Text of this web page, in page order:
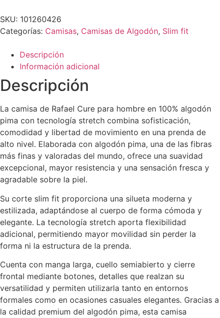
SKU: 101260426
Categorías: Camisas, Camisas de Algodón, Slim fit
Descripción
Información adicional
Descripción
La camisa de Rafael Cure para hombre en 100% algodón
pima con tecnología stretch combina sofisticación,
comodidad y libertad de movimiento en una prenda de
alto nivel. Elaborada con algodón pima, una de las fibras
más finas y valoradas del mundo, ofrece una suavidad
excepcional, mayor resistencia y una sensación fresca y
agradable sobre la piel.
Su corte slim fit proporciona una silueta moderna y
estilizada, adaptándose al cuerpo de forma cómoda y
elegante. La tecnología stretch aporta flexibilidad
adicional, permitiendo mayor movilidad sin perder la
forma ni la estructura de la prenda.
Cuenta con manga larga, cuello semiabierto y cierre
frontal mediante botones, detalles que realzan su
versatilidad y permiten utilizarla tanto en entornos
formales como en ocasiones casuales elegantes. Gracias a
la calidad premium del algodón pima, esta camisa